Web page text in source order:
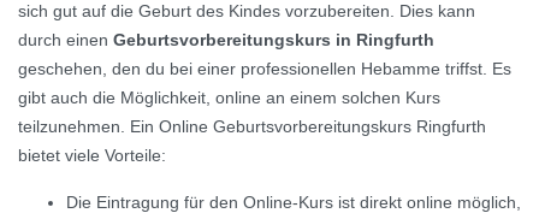
sich gut auf die Geburt des Kindes vorzubereiten. Dies kann
durch einen Geburtsvorbereitungskurs in Ringfurth
geschehen, den du bei einer professionellen Hebamme triffst. Es
gibt auch die Möglichkeit, online an einem solchen Kurs
teilzunehmen. Ein Online Geburtsvorbereitungskurs Ringfurth
bietet viele Vorteile:
Die Eintragung für den Online-Kurs ist direkt online möglich,